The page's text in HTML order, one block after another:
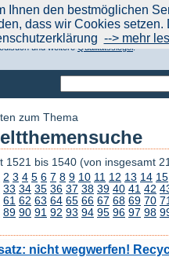
Aktuelle Nachrichten|
Sie schon?
für Gesundheitsthemen
und weitereQualitätssiegel.
zum Thema
1521 bis 1540 (von insgesamt
2 3 4 5 6 7 8 9 10 11 12 13 14 15
33 34 35 36 37 38 39 40 41 42
61 62 63 64 65 66 67 68 69 70
89 90 91 92 93 94 95 96 97 98
nicht wegwerfen!
Ihnen den bestmöglichen
dass wir Cookies
--> mehr